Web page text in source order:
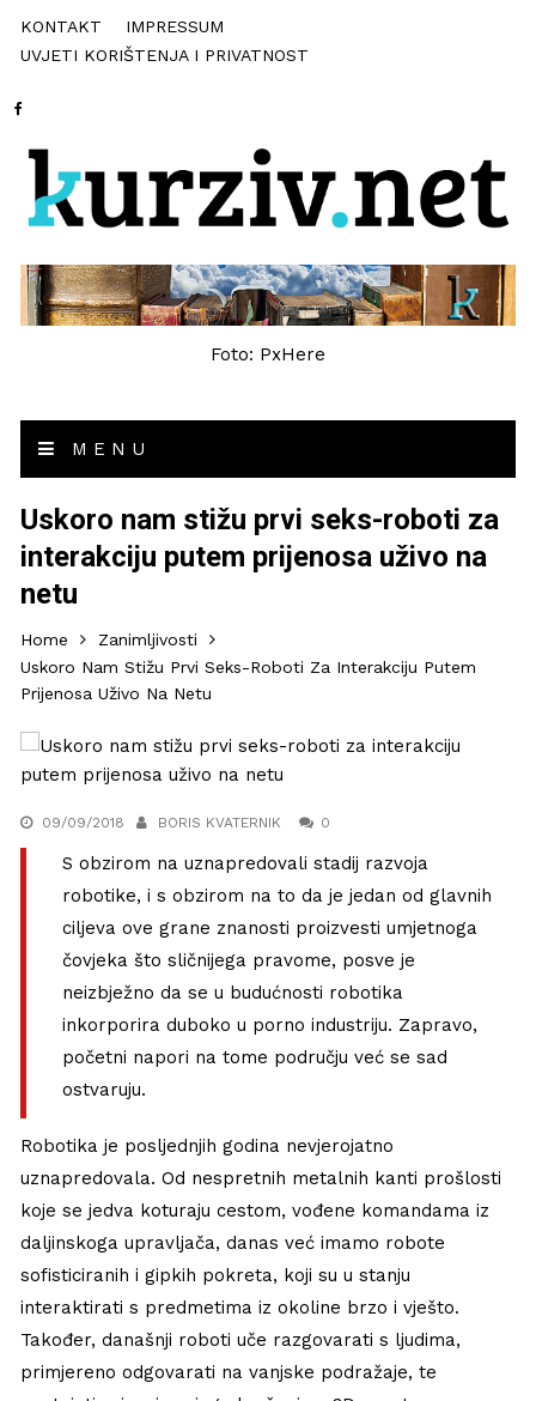
KONTAKT
IMPRESSUM
UVJETI KORIŠTENJA I PRIVATNOST
Foto: PxHere
MENU
Uskoro nam stižu prvi seks-roboti za
interakciju putem prijenosa uživo na
netu
Home
Zanimljivosti
Uskoro Nam Stižu Prvi Seks-Roboti Za Interakciju Putem
Prijenosa Uživo Na Netu
09/09/2018 BORIS KVATERNIK 0
S obzirom na uznapredovali stadij razvoja
robotike, i s obzirom na to da je jedan od glavnih
ciljeva ove grane znanosti proizvesti umjetnoga
čovjeka što sličnijega pravome, posve je
neizbježno da se u budućnosti robotika
inkorporira duboko u porno industriju. Zapravo,
početni napori na tome području već se sad
ostvaruju.
Robotika je posljednjih godina nevjerojatno
uznapredovala. Od nespretnih metalnih kanti prošlosti
koje se jedva koturaju cestom, vođene komandama iz
daljinskoga upravljača, danas već imamo robote
sofisticiranih i gipkih pokreta, koji su u stanju
interaktirati s predmetima iz okoline brzo i vješto.
Također, današnji roboti uče razgovarati s ljudima,
primjereno odgovarati na vanjske podražaje, te